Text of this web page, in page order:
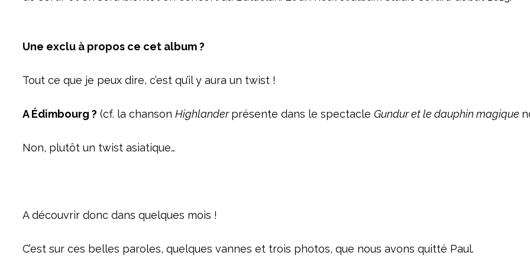
Une exclu à propos ce cet album ?
Tout ce que je peux dire, c’est qu’il y aura un twist !
A Édimbourg ? (cf. la chansonHighlanderprésente dans le spectacleGundur et le dauphin magique
Non, plutôt un twist asiatique…
A découvrir donc dans quelques mois !
C’est sur ces belles paroles, quelques vannes et trois photos, que nous avons quitté Paul.